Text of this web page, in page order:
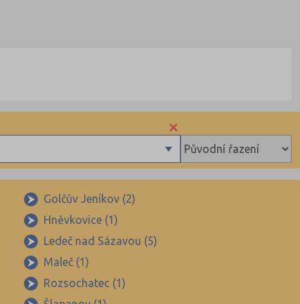
×
Golčův Jeníkov (2)
Hněvkovice (1)
Ledeč nad Sázavou (5)
Maleč (1)
Rozsochatec (1)